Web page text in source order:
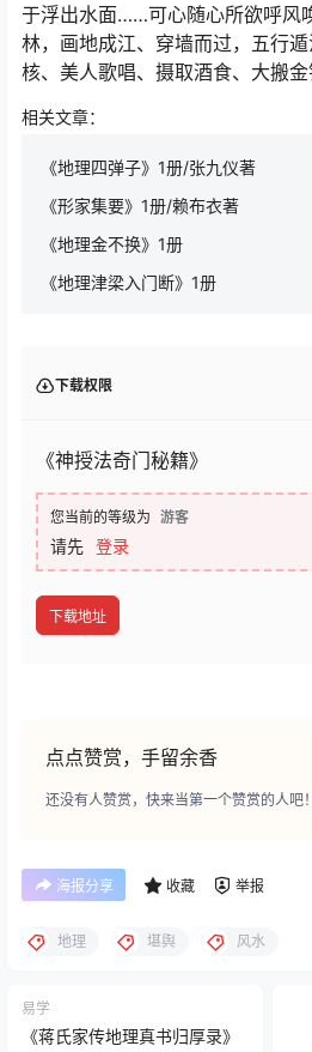
于浮出水面……可心随心所欲呼风
林，画地成江、穿墙而过，五行
核、美人歌唱、摄取酒食、大搬金
相关文章：
《地理四弹子》1册/张九仪著
《形家集要》1册/赖布衣著
《地理金不换》1册
《地理津梁入门断》1册
下载权限
《神授法奇门秘籍》
您当前的等级为 游客
请先 登录
下载地址
点点赞赏，手留余香
还没有人赞赏，快来当第一个赞赏的人吧！
海报分享 收藏 举报
地理 堪舆 风水
易学
《蒋氏家传地理真书归厚录》